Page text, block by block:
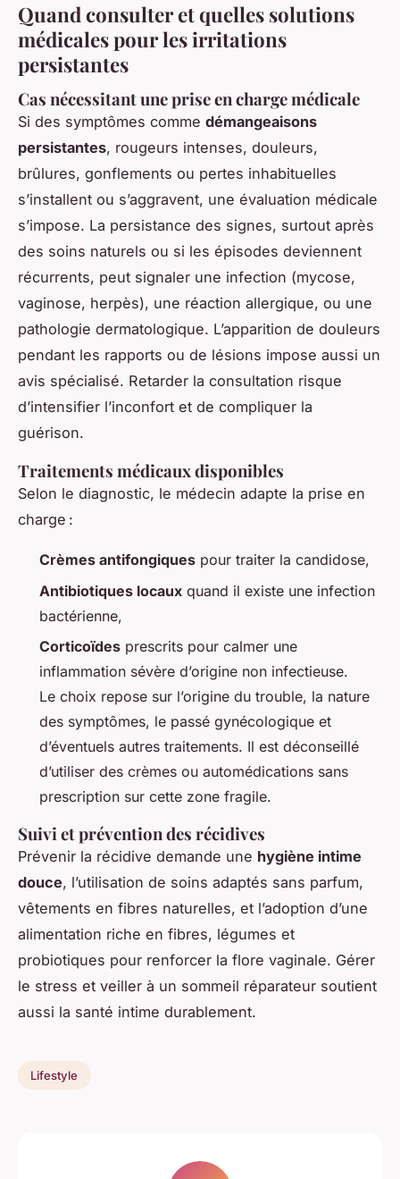
Quand consulter et quelles solutions
médicales pour les irritations
persistantes
Cas nécessitant une prise en charge médicale
Si des symptômes comme démangeaisons
persistantes, rougeurs intenses, douleurs,
brûlures, gonflements ou pertes inhabituelles
s’installent ou s’aggravent, une évaluation médicale
s’impose. La persistance des signes, surtout après
des soins naturels ou si les épisodes deviennent
récurrents, peut signaler une infection (mycose,
vaginose, herpès), une réaction allergique, ou une
pathologie dermatologique. L’apparition de douleurs
pendant les rapports ou de lésions impose aussi un
avis spécialisé. Retarder la consultation risque
d’intensifier l’inconfort et de compliquer la
guérison.
Traitements médicaux disponibles
Selon le diagnostic, le médecin adapte la prise en
charge :
Crèmes antifongiques pour traiter la candidose,
Antibiotiques locaux quand il existe une infection
bactérienne,
Corticoïdes prescrits pour calmer une
inflammation sévère d’origine non infectieuse.
Le choix repose sur l’origine du trouble, la nature
des symptômes, le passé gynécologique et
d’éventuels autres traitements. Il est déconseillé
d’utiliser des crèmes ou automédications sans
prescription sur cette zone fragile.
Suivi et prévention des récidives
Prévenir la récidive demande une hygiène intime
douce, l’utilisation de soins adaptés sans parfum,
vêtements en fibres naturelles, et l’adoption d’une
alimentation riche en fibres, légumes et
probiotiques pour renforcer la flore vaginale. Gérer
le stress et veiller à un sommeil réparateur soutient
aussi la santé intime durablement.
Lifestyle